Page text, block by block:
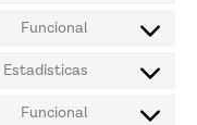
Funcional
Estadísticas
Funcional